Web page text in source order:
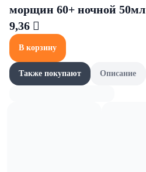
морщин 60+ ночной 50мл
9,36 
В корзину
Также покупают Описание